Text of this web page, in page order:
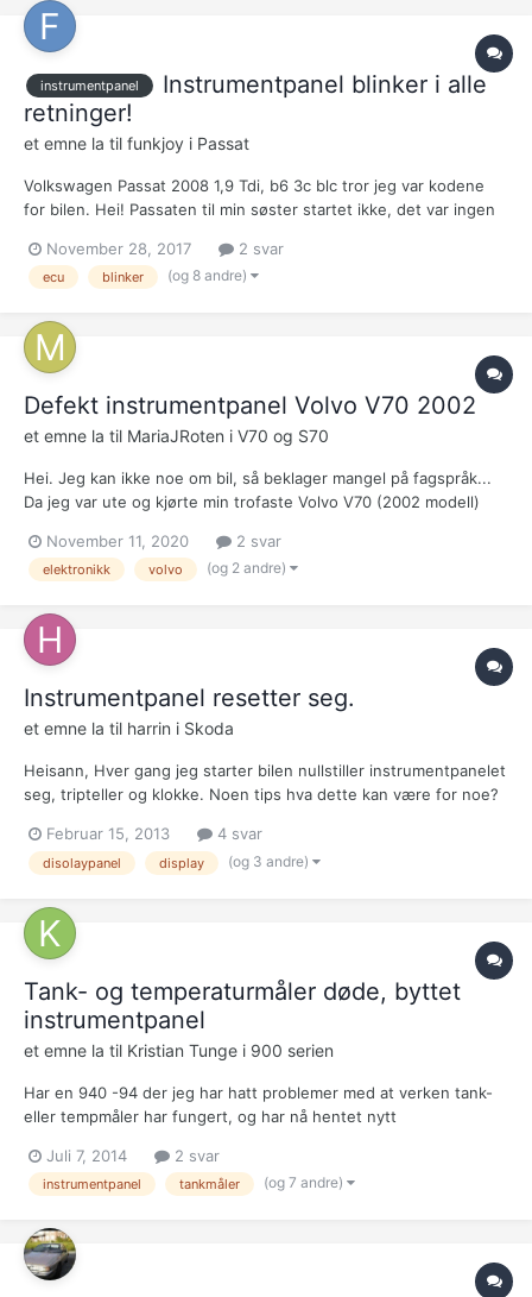
instrumentpanel
Instrumentpanel blinker i alle
retninger!
et emne la til funkjoy i Passat
Volkswagen Passat 2008 1,9 Tdi, b6 3c blc tror jeg var kodene
for bilen. Hei! Passaten til min søster startet ikke, det var ingen
VW merkeverksted. Det ble feilsøkt og byttet drivstoffpumpe i
tank. Bilen starte...
November 28, 2017 2 svar
ecu blinker (og 8 andre)
Defekt instrumentpanel Volvo V70 2002
et emne la til MariaJRoten i V70 og S70
Hei. Jeg kan ikke noe om bil, så beklager mangel på fagspråk...
Da jeg var ute og kjørte min trofaste Volvo V70 (2002 modell)
hadde hatt ca. 3 minutter etter starten av kjøreturen. Da jeg
skrudde av tenninga sto de fortsatt på samm...
November 11, 2020 2 svar
elektronikk volvo (og 2 andre)
Instrumentpanel resetter seg.
et emne la til harrin i Skoda
Heisann, Hver gang jeg starter bilen nullstiller instrumentpanelet
seg, tripteller og klokke. Noen tips hva dette kan være for noe?
Februar 15, 2013 4 svar
disolaypanel display (og 3 andre)
Tank- og temperaturmåler døde, byttet
instrumentpanel
et emne la til Kristian Tunge i 900 serien
Har en 940 -94 der jeg har hatt problemer med at verken tank-
eller tempmåler har fungert, og har nå hentet nytt
har fortsatt samme problem. Har målt motstanden både i
armaturen, og bak instrumentpanelet, og giveren avgir riktig
Juli 7, 2014 2 svar
instrumentpanel tankmåler (og 7 andre)